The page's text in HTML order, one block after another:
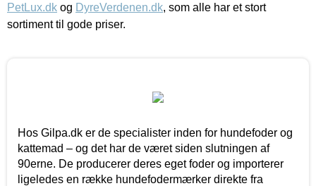
PetLux.dk og DyreVerdenen.dk, som alle har et stort
sortiment til gode priser.
Hos Gilpa.dk er de specialister inden for hundefoder og
kattemad – og det har de været siden slutningen af
90erne. De producerer deres eget foder og importerer
ligeledes en række hundefodermærker direkte fra